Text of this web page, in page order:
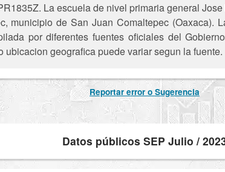
La escuela de nivel primaria general
municipio de San Juan Comaltepec (Oaxaca).
por diferentes fuentes oficiales del
ubicacion geografica puede variar segun la fuente.
Reportar error o Sugerencia
Datos públicos SEP Julio /